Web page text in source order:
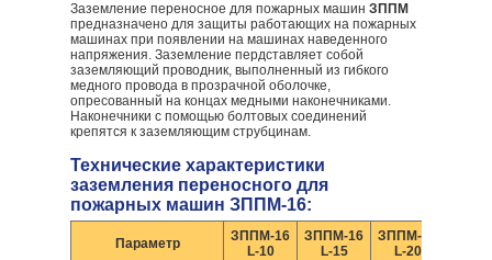
Заземление переносное для пожарных машин ЗППМ
предназначено для защиты работающих на пожарных
машинах при появлении на машинах наведенного
напряжения. Заземление пердставляет собой
заземляющий проводник, выполненный из гибкого
медного провода в прозрачной оболочке,
опресованный на концах медными наконечниками.
Наконечники с помощью болтовых соединений
крепятся к заземляющим струбцинам.
Технические характеристики
заземления переносного для
пожарных машин ЗППМ-16:
Параметр
ЗППМ-16
L-10
ЗППМ-16
L-15
ЗППМ-16
L-20